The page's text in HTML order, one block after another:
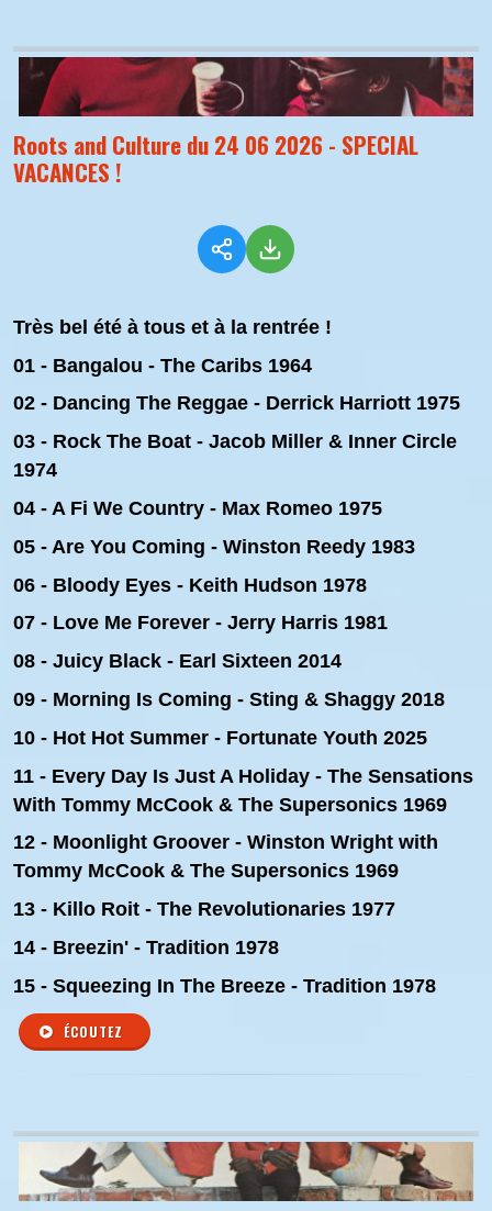
Roots and Culture du 24 06 2026 - SPECIAL
VACANCES !
Très bel été à tous et à la rentrée !
01 - Bangalou - The Caribs 1964
02 - Dancing The Reggae - Derrick Harriott 1975
03 - Rock The Boat - Jacob Miller & Inner Circle
1974
04 - A Fi We Country - Max Romeo 1975
05 - Are You Coming - Winston Reedy 1983
06 - Bloody Eyes - Keith Hudson 1978
07 - Love Me Forever - Jerry Harris 1981
08 - Juicy Black - Earl Sixteen 2014
09 - Morning Is Coming - Sting & Shaggy 2018
10 - Hot Hot Summer - Fortunate Youth 2025
11 - Every Day Is Just A Holiday - The Sensations
With Tommy McCook & The Supersonics 1969
12 - Moonlight Groover - Winston Wright with
Tommy McCook & The Supersonics 1969
13 - Killo Roit - The Revolutionaries 1977
14 - Breezin' - Tradition 1978
15 - Squeezing In The Breeze - Tradition 1978
ÉCOUTEZ